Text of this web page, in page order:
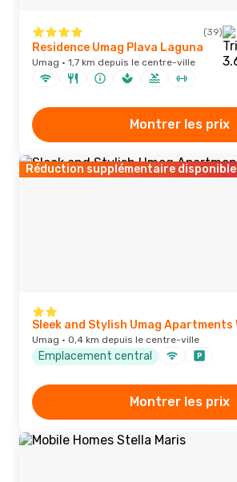
(39)
Residence Umag Plava Laguna
Umag · 1,7 km depuis le centre-ville
Montrer les prix
Réduction supplémentaire disponible
Sleek and Stylish Umag Apartments
Umag · 0,4 km depuis le centre-ville
Emplacement central
Montrer les prix